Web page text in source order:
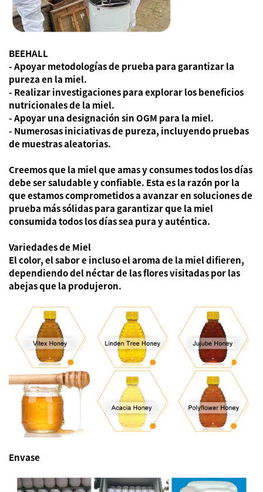
BEEHALL
- Apoyar metodologías de prueba para garantizar la
pureza en la miel.
- Realizar investigaciones para explorar los beneficios
nutricionales de la miel.
- Apoyar una designación sin OGM para la miel.
- Numerosas iniciativas de pureza, incluyendo pruebas
de muestras aleatorias.
Creemos que la miel que amas y consumes todos los días
debe ser saludable y confiable. Esta es la razón por la
que estamos comprometidos a avanzar en soluciones de
prueba más sólidas para garantizar que la miel
consumida todos los días sea pura y auténtica.
Variedades de Miel
El color, el sabor e incluso el aroma de la miel difieren,
dependiendo del néctar de las flores visitadas por las
abejas que la produjeron.
Envase